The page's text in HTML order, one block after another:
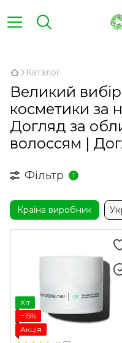
Каталог
Великий
косметики за
Догляд за
волоссям |
Фільтр 1
Країна виробник
Хіт
−15%
Акція